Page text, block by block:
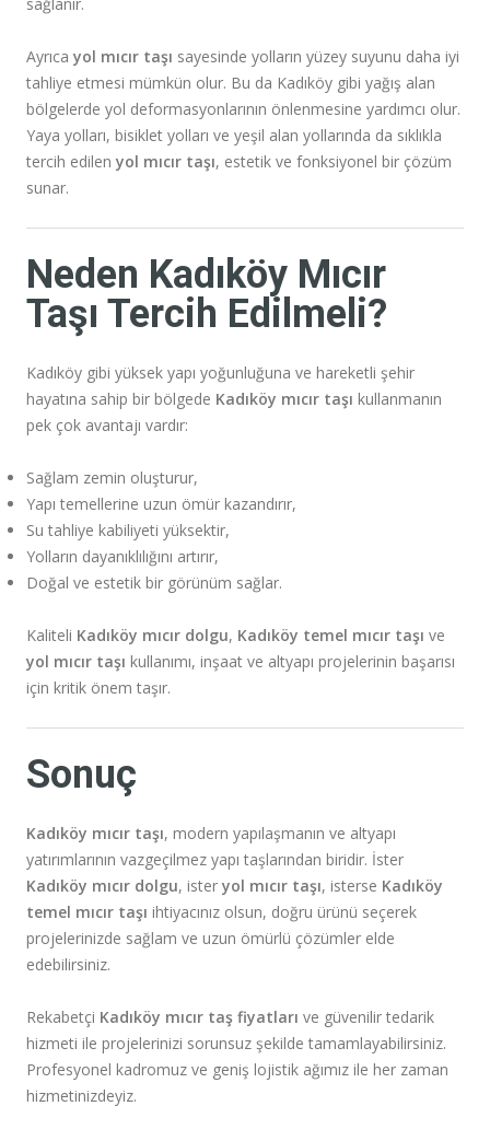
sağlanır.
Ayrıca yol mıcır taşı sayesinde yolların yüzey suyunu daha iyi
tahliye etmesi mümkün olur. Bu da Kadıköy gibi yağış alan
bölgelerde yol deformasyonlarının önlenmesine yardımcı olur.
Yaya yolları, bisiklet yolları ve yeşil alan yollarında da sıklıkla
tercih edilen yol mıcır taşı, estetik ve fonksiyonel bir çözüm
sunar.
Neden Kadıköy Mıcır
Taşı Tercih Edilmeli?
Kadıköy gibi yüksek yapı yoğunluğuna ve hareketli şehir
hayatına sahip bir bölgede Kadıköy mıcır taşı kullanmanın
pek çok avantajı vardır:
Sağlam zemin oluşturur,
Yapı temellerine uzun ömür kazandırır,
Su tahliye kabiliyeti yüksektir,
Yolların dayanıklılığını artırır,
Doğal ve estetik bir görünüm sağlar.
Kaliteli Kadıköy mıcır dolgu, Kadıköy temel mıcır taşı ve
yol mıcır taşı kullanımı, inşaat ve altyapı projelerinin başarısı
için kritik önem taşır.
Sonuç
Kadıköy mıcır taşı, modern yapılaşmanın ve altyapı
yatırımlarının vazgeçilmez yapı taşlarından biridir. İster
Kadıköy mıcır dolgu, ister yol mıcır taşı, isterse Kadıköy
temel mıcır taşı ihtiyacınız olsun, doğru ürünü seçerek
projelerinizde sağlam ve uzun ömürlü çözümler elde
edebilirsiniz.
Rekabetçi Kadıköy mıcır taş fiyatları ve güvenilir tedarik
hizmeti ile projelerinizi sorunsuz şekilde tamamlayabilirsiniz.
Profesyonel kadromuz ve geniş lojistik ağımız ile her zaman
hizmetinizdeyiz.